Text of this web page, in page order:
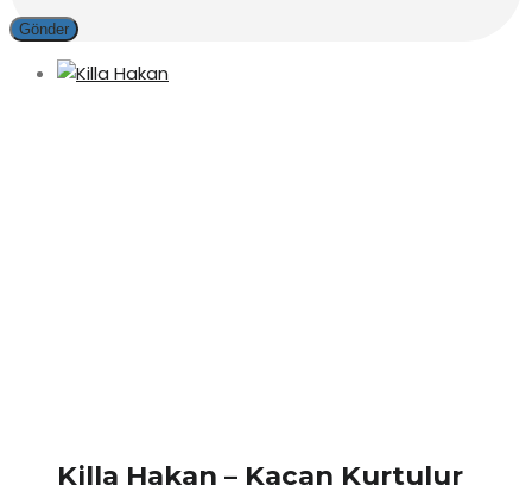
Killa Hakan – Kaçan Kurtulur